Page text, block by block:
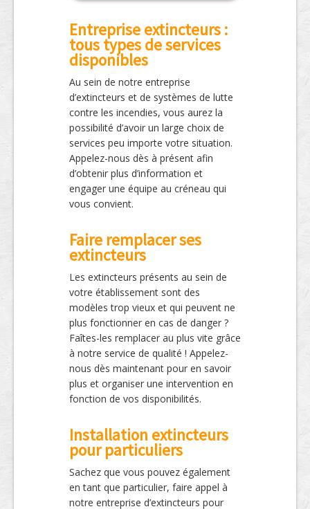
Entreprise extincteurs :
tous types de services
disponibles
Au sein de notre entreprise
d’extincteurs et de systèmes de lutte
contre les incendies, vous aurez la
possibilité d’avoir un large choix de
services peu importe votre situation.
Appelez-nous dès à présent afin
d’obtenir plus d’information et
engager une équipe au créneau qui
vous convient.
Faire remplacer ses
extincteurs
Les extincteurs présents au sein de
votre établissement sont des
modèles trop vieux et qui peuvent ne
plus fonctionner en cas de danger ?
Faîtes-les remplacer au plus vite grâce
à notre service de qualité ! Appelez-
nous dès maintenant pour en savoir
plus et organiser une intervention en
fonction de vos disponibilités.
Installation extincteurs
pour particuliers
Sachez que vous pouvez également
en tant que particulier, faire appel à
notre entreprise d’extincteurs pour